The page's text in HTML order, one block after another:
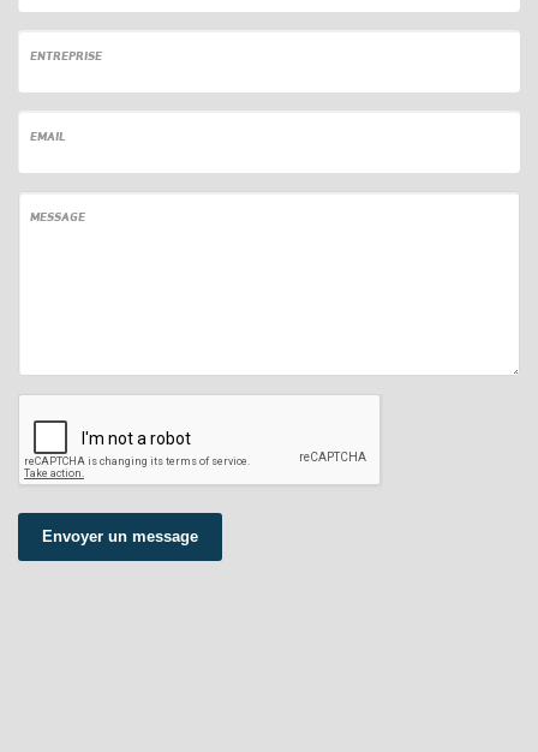
ENTREPRISE
EMAIL
MESSAGE
Envoyer un message